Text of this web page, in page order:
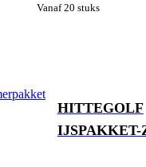
Vanaf 20 stuks
HITTEGOLF
IJSPAKKET-